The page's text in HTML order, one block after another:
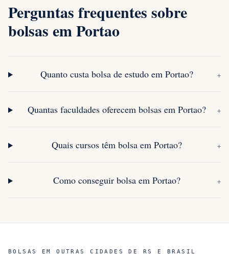
Perguntas frequentes sobre
bolsas em Portao
Quanto custa bolsa de estudo em Portao? +
Quantas faculdades oferecem bolsas em Portao? +
Quais cursos têm bolsa em Portao? +
Como conseguir bolsa em Portao? +
BOLSAS EM OUTRAS CIDADES DE RS E BRASIL